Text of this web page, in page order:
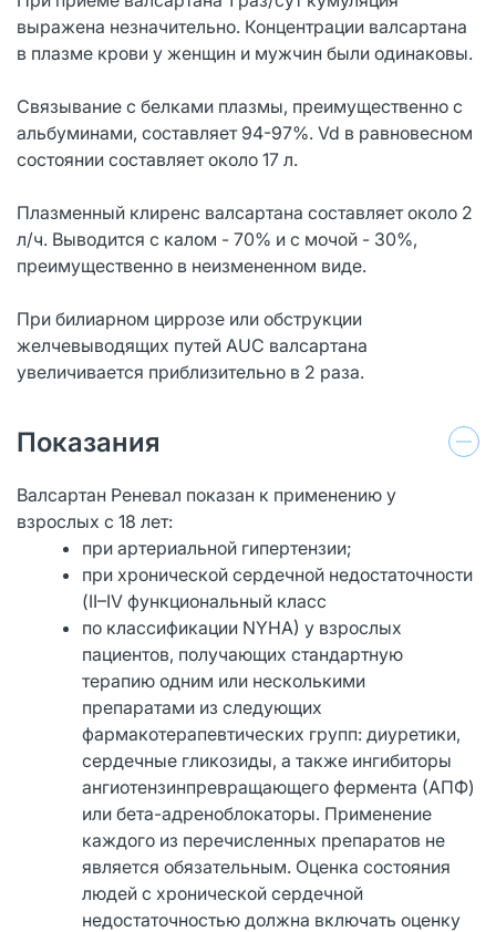
выражена незначительно. Концентрации валсартана
в плазме крови у женщин и мужчин были одинаковы.
Связывание с белками плазмы, преимущественно с
альбуминами, составляет 94-97%. Vd в равновесном
состоянии составляет около 17 л.
Плазменный клиренс валсартана составляет около 2
л/ч. Выводится с калом - 70% и с мочой - 30%,
преимущественно в неизмененном виде.
При билиарном циррозе или обструкции
желчевыводящих путей AUC валсартана
увеличивается приблизительно в 2 раза.
Показания
Валсартан Реневал показан к применению у
взрослых с 18 лет:
при артериальной гипертензии;
при хронической сердечной недостаточности
(II–IV функциональный класс
по классификации NYHA) у взрослых
пациентов, получающих стандартную
терапию одним или несколькими
препаратами из следующих
фармакотерапевтических групп: диуретики,
сердечные гликозиды, а также ингибиторы
ангиотензинпревращающего фермента (АПФ)
или бета-адреноблокаторы. Применение
каждого из перечисленных препаратов не
является обязательным. Оценка состояния
людей с хронической сердечной
недостаточностью должна включать оценку